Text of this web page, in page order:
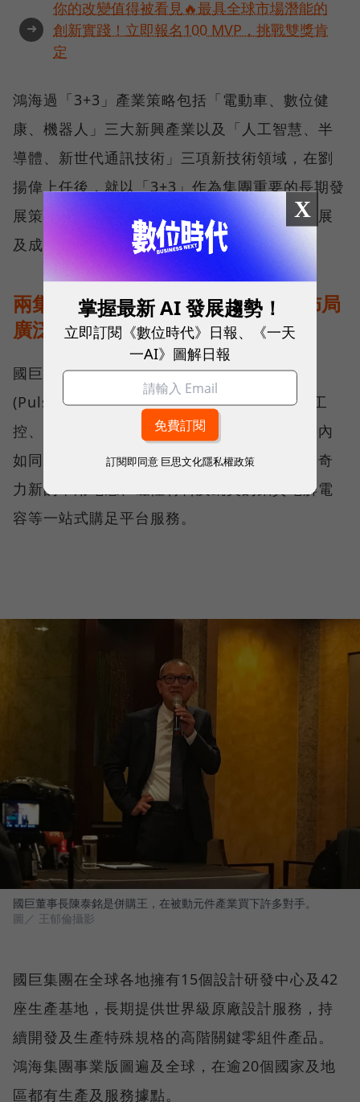
➜
你的改變值得被看見🔥最具全球市場潛能的
創新實踐！立即報名100 MVP，挑戰雙獎肯
定
鴻海過「3+3」產業策略包括「電動車、數位健
康、機器人」三大新興產業以及「人工智慧、半
導體、新世代通訊技術」三項新技術領域，在劉
揚偉上任後，就以「3+3」作為集團重要的長期發
展策略並在各新產業大步邁開逐步取得具體進展
及成效。
兩集團佈局方向雷同，全球供應鏈佈局
廣泛
國巨集團則在合併美國基美(KEMET)、普思
(Pulse)後，除了聚焦高階規格的5G、車用、工
控、航太、醫療等終端應用外，同時提供集團內
如同欣電在特殊半導體封裝測試的先進製程、奇
力新的車用電感、磁性材料及凱美的鋁質電解電
容等一站式購足平台服務。
國巨董事長陳泰銘是併購王，在被動元件產業買下許多對手。
圖／ 王郁倫攝影
國巨集團在全球各地擁有15個設計研發中心及42
座生產基地，長期提供世界級原廠設計服務，持
續開發及生產特殊規格的高階關鍵零組件產品。
鴻海集團事業版圖遍及全球，在逾20個國家及地
區都有生產及服務據點。
X
掌握最新 AI 發展趨勢！
立即訂閱《數位時代》日報、《一天
一AI》圖解日報
訂閱即同意 巨思文化隱私權政策